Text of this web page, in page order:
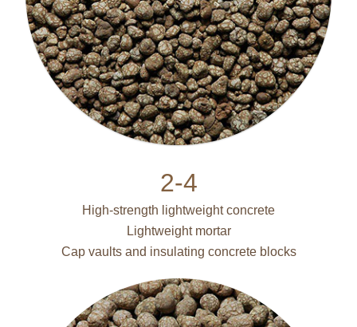
2-4
High-strength lightweight concrete
Lightweight mortar
Cap vaults and insulating concrete blocks